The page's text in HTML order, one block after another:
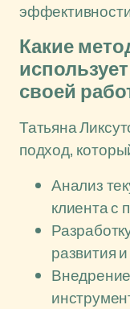
Какие
своей
Татьяна
подход,
Анализ
клиента с
развития